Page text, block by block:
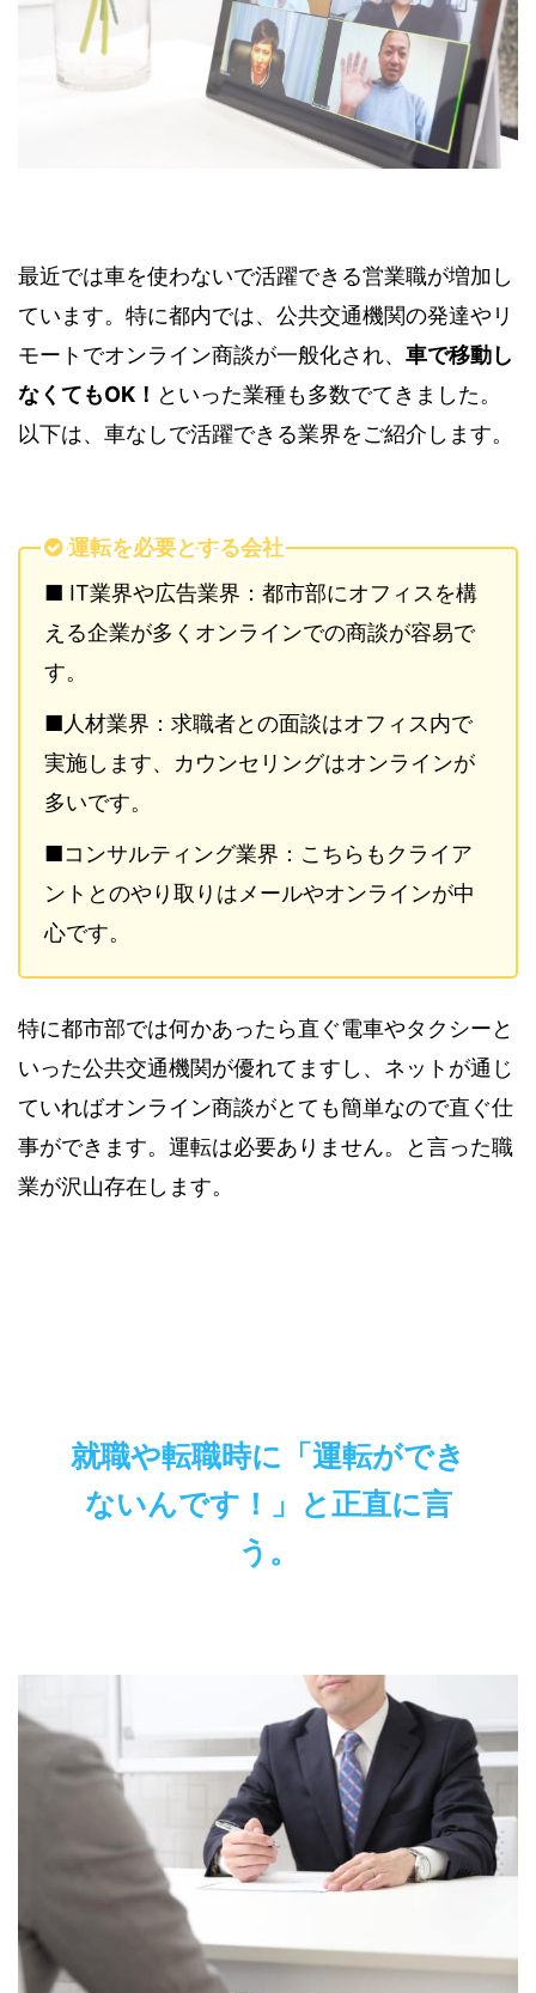
最近では車を使わないで活躍できる営業職が増加し
ています。​特に都内では、公共交通機関の発達やリ
モートでオンライン商談が一般化され、 車で移動し
なくてもOK！ といった業種も多数でてきました。​
以下は、車なしで活躍できる業界をご紹介します。
運転を必要とする会社
■ IT業界や広告業界：都市部にオフィスを構
える企業が多くオンラインでの商談が容易で
す。
■人材業界：求職者との面談はオフィス内で
実施します、カウンセリングはオンラインが
多いです。
■コンサルティング業界​：こちらもクライア
ントとのやり取りはメールやオンラインが中
心です。
特に都市部では何かあったら直ぐ電車やタクシーと
いった公共交通機関が優れてますし、ネットが通じ
ていればオンライン商談がとても簡単なので直ぐ仕
事ができます。運転は必要ありません。と言った職
業が沢山存在します。
就職や転職時に「運転ができ
ないんです！」と正直に言
う。